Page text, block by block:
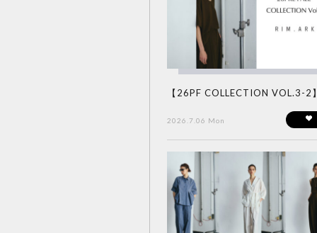
【26PF COLLECTION VOL.3-2】
2026.7.06 Mon